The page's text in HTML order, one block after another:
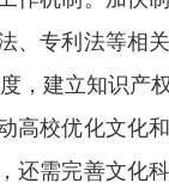
、专利法等相
建立知识产
高校优化文化
还需完善文化